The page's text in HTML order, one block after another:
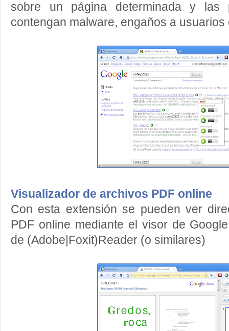
sobre un página determinada y las
contengan malware, engaños a
Visualizador de archivos PDF online
Con esta extensión se pueden ver
PDF online mediante el visor de
de (Adobe|Foxit)Reader (o similares)